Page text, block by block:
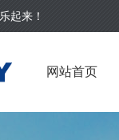
起来！
网站首页